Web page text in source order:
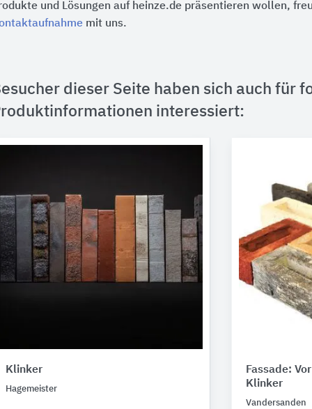
und Lösungen auf heinze.de präsentieren wollen,
mit uns.
dieser Seite haben sich auch für
interessiert:
Klinker
Hagemeister
Fassade:
Klinker
Vandersanden